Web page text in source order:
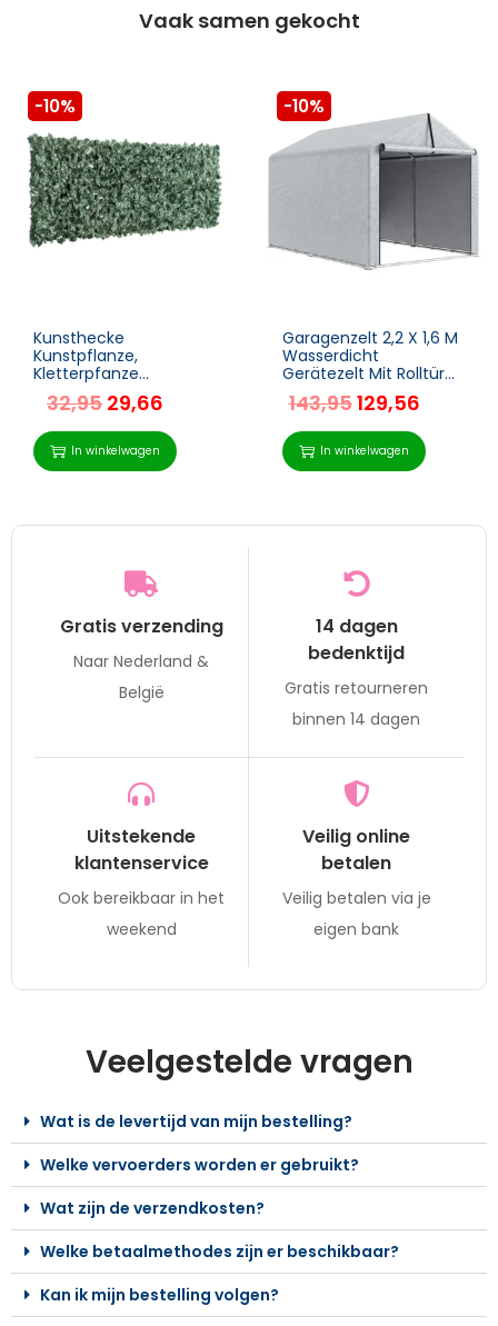
Vaak samen gekocht
-10%
Kunsthecke
Kunstpflanze,
Kletterpfanze
Künstliche, 240cm X
100cm. Grün
32,95 29,66
In winkelwagen
-10%
Garagenzelt 2,2 X 1,6 M
Wasserdicht
Gerätezelt Mit Rolltür
Satteldach
Stahlrahmen, UV-
beständig Hellgrau
143,95129,56
In winkelwagen
Gratis verzending
Naar Nederland &
België
14 dagen
bedenktijd
Gratis retourneren
binnen 14 dagen
Uitstekende
klantenservice
Ook bereikbaar in het
weekend
Veilig online
betalen
Veilig betalen via je
eigen bank
Veelgestelde vragen
Wat is de levertijd van mijn bestelling?
Welke vervoerders worden er gebruikt?
Wat zijn de verzendkosten?
Welke betaalmethodes zijn er beschikbaar?
Kan ik mijn bestelling volgen?